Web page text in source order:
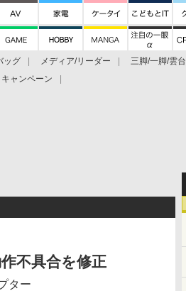
ッグ メディア/リーダー 三脚/一脚/雲台
キャンペーン
不具合を修正
ター